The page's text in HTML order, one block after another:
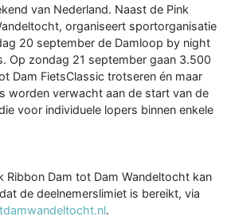
van Nederland. Naast de Pink
organiseert sportorganisatie
20 september de Damloop by night
Op zondag 21 september gaan 3.500
Dam FietsClassic trotseren én maar
worden verwacht aan de start van de
voor individuele lopers binnen enkele
Ribbon Dam tot Dam Wandeltocht kan
de deelnemerslimiet is bereikt, via
.